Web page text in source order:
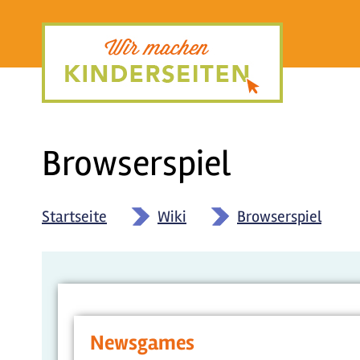
Browserspiel
Startseite » Wiki » Browserspiel
Newsgames